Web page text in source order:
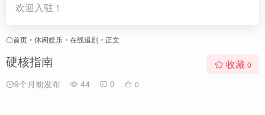
欢迎入驻！
首页 • 休闲娱乐 • 在线追剧 • 正文
硬核指南
9个月前发布 44 0 0
收藏 0